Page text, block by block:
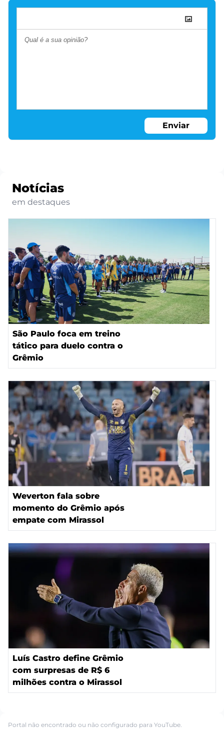
Enviar
Notícias
em destaques
São Paulo foca em treino
tático para duelo contra o
Grêmio
Weverton fala sobre
momento do Grêmio após
empate com Mirassol
Luís Castro define Grêmio
com surpresas de R$ 6
milhões contra o Mirassol
Portal não encontrado ou não configurado para YouTube.